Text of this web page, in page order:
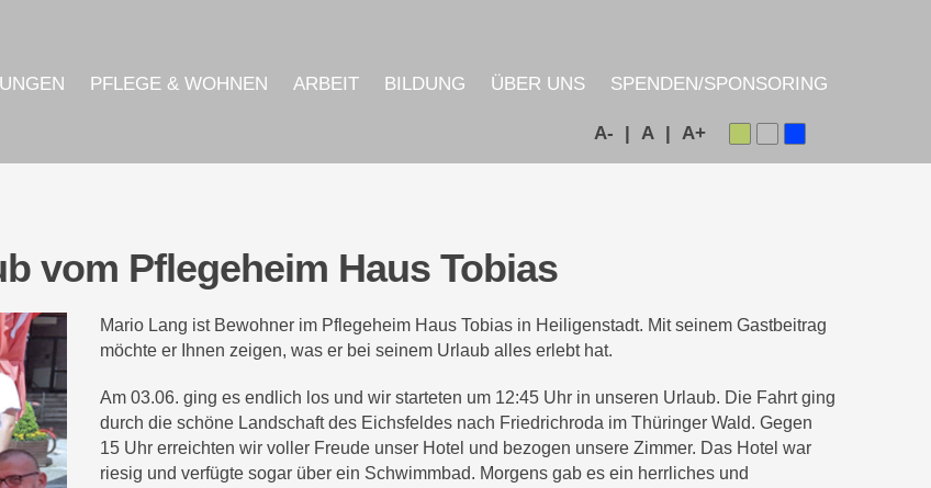
PFLEGE & WOHNEN ARBEIT BILDUNG ÜBER UNS SPENDEN/SPONSORING
A+
A |
A- |
vom Pflegeheim Haus Tobias
Mario Lang ist Bewohner im Pflegeheim Haus Tobias in Heiligenstadt. Mit seinem Gastbeitrag
möchte er Ihnen zeigen, was er bei seinem Urlaub alles erlebt hat.
Am 03.06. ging es endlich los und wir starteten um 12:45 Uhr in unseren Urlaub. Die Fahrt ging
durch die schöne Landschaft des Eichsfeldes nach Friedrichroda im Thüringer Wald. Gegen
15 Uhr erreichten wir voller Freude unser Hotel und bezogen unsere Zimmer. Das Hotel war
riesig und verfügte sogar über ein Schwimmbad. Morgens gab es ein herrliches und